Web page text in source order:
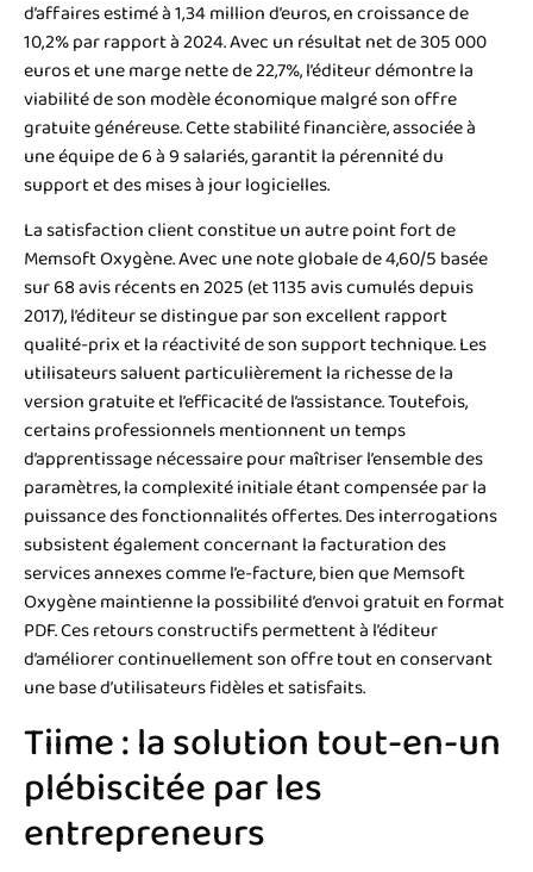
d’affaires estimé à 1,34 million d’euros, en croissance de
10,2% par rapport à 2024. Avec un résultat net de 305 000
euros et une marge nette de 22,7%, l’éditeur démontre la
viabilité de son modèle économique malgré son offre
gratuite généreuse. Cette stabilité financière, associée à
une équipe de 6 à 9 salariés, garantit la pérennité du
support et des mises à jour logicielles.
La satisfaction client constitue un autre point fort de
Memsoft Oxygène. Avec une note globale de 4,60/5 basée
sur 68 avis récents en 2025 (et 1135 avis cumulés depuis
2017), l’éditeur se distingue par son excellent rapport
qualité-prix et la réactivité de son support technique. Les
utilisateurs saluent particulièrement la richesse de la
version gratuite et l’efficacité de l’assistance. Toutefois,
certains professionnels mentionnent un temps
d’apprentissage nécessaire pour maîtriser l’ensemble des
paramètres, la complexité initiale étant compensée par la
puissance des fonctionnalités offertes. Des interrogations
subsistent également concernant la facturation des
services annexes comme l’e-facture, bien que Memsoft
Oxygène maintienne la possibilité d’envoi gratuit en format
PDF. Ces retours constructifs permettent à l’éditeur
d’améliorer continuellement son offre tout en conservant
une base d’utilisateurs fidèles et satisfaits.
Tiime : la solution tout-en-un
plébiscitée par les
entrepreneurs